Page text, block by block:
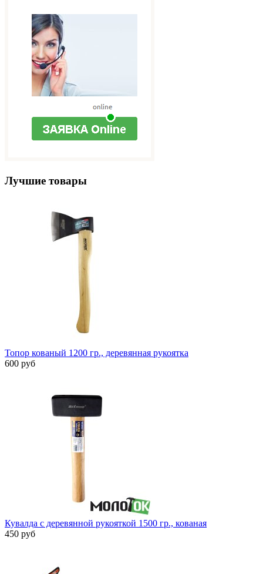
Лучшие товары
Топор кованый 1200 гр., деревянная рукоятка
600 руб
Кувалда с деревянной рукояткой 1500 гр., кованая
450 руб